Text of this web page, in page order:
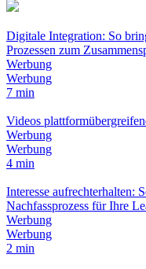
Digitale Integration: So
Prozessen zum
Werbung
Werbung
7 min
Videos
Werbung
Werbung
4 min
Interesse aufrechterhalten:
Nachfassprozess für Ihre
Werbung
Werbung
2 min